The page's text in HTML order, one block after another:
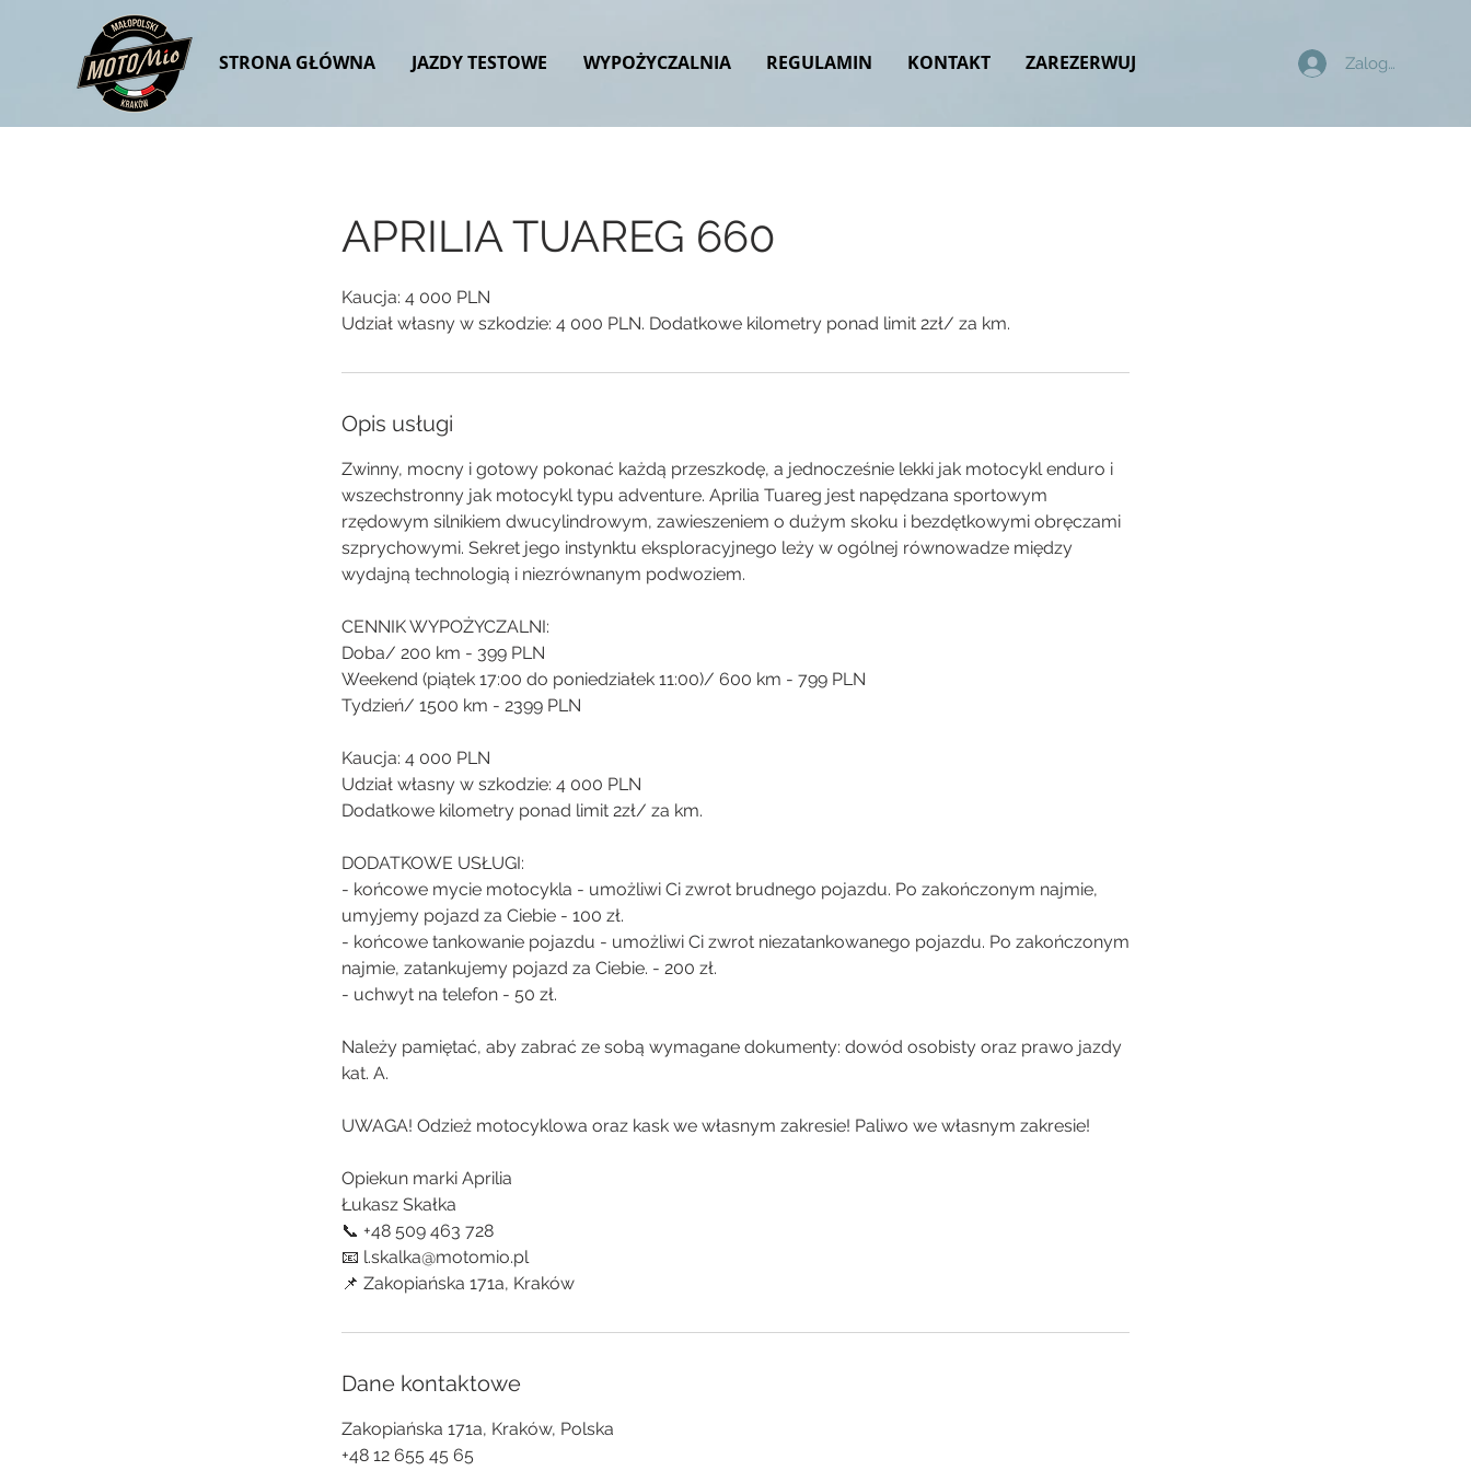
STRONA GŁÓWNA JAZDY TESTOWE WYPOŻYCZALNIA REGULAMIN KONTAKT ZAREZERWUJ Zaloguj się
APRILIA TUAREG 660
Kaucja: 4 000 PLN
Udział własny w szkodzie: 4 000 PLN. Dodatkowe kilometry ponad limit 2zł/ za km.
Opis usługi
Zwinny, mocny i gotowy pokonać każdą przeszkodę, a jednocześnie lekki jak motocykl enduro i
wszechstronny jak motocykl typu adventure. Aprilia Tuareg jest napędzana sportowym
rzędowym silnikiem dwucylindrowym, zawieszeniem o dużym skoku i bezdętkowymi obręczami
szprychowymi. Sekret jego instynktu eksploracyjnego leży w ogólnej równowadze między
wydajną technologią i niezrównanym podwoziem.
CENNIK WYPOŻYCZALNI:
Doba/ 200 km - 399 PLN
Weekend (piątek 17:00 do poniedziałek 11:00)/ 600 km - 799 PLN
Tydzień/ 1500 km - 2399 PLN
Kaucja: 4 000 PLN
Udział własny w szkodzie: 4 000 PLN
Dodatkowe kilometry ponad limit 2zł/ za km.
DODATKOWE USŁUGI:
- końcowe mycie motocykla - umożliwi Ci zwrot brudnego pojazdu. Po zakończonym najmie,
umyjemy pojazd za Ciebie - 100 zł.
- końcowe tankowanie pojazdu - umożliwi Ci zwrot niezatankowanego pojazdu. Po zakończonym
najmie, zatankujemy pojazd za Ciebie. - 200 zł.
- uchwyt na telefon - 50 zł.
Należy pamiętać, aby zabrać ze sobą wymagane dokumenty: dowód osobisty oraz prawo jazdy
kat. A.
UWAGA! Odzież motocyklowa oraz kask we własnym zakresie! Paliwo we własnym zakresie!
Opiekun marki Aprilia
Łukasz Skałka
📞 +48 509 463 728
📧 l.skalka@motomio.pl
📌 Zakopiańska 171a, Kraków
Dane kontaktowe
Zakopiańska 171a, Kraków, Polska
+48 12 655 45 65